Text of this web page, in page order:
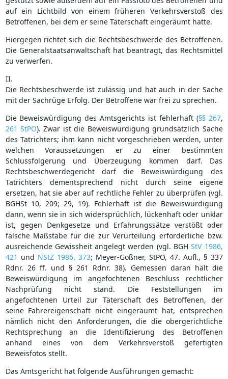
auf ein Lichtbild von einem früheren Verkehrsverstoß des
Betroffenen, bei dem er seine Täterschaft eingeräumt hatte.
Hiergegen richtet sich die Rechtsbeschwerde des Betroffenen.
Die Generalstaatsanwaltschaft hat beantragt, das Rechtsmittel
zu verwerfen.
II.
Die Rechtsbeschwerde ist zulässig und hat auch in der Sache
mit der Sachrüge Erfolg. Der Betroffene war frei zu sprechen.
Die Beweiswürdigung des Amtsgerichts ist fehlerhaft (§§ 267,
261 StPO). Zwar ist die Beweiswürdigung grundsätzlich Sache
des Tatrichters; ihm kann nicht vorgeschrieben werden, unter
welchen Voraussetzungen er zu einer bestimmten
Schlussfolgerung und Überzeugung kommen darf. Das
Rechtsbeschwerdegericht darf die Beweiswürdigung des
Tatrichters dementsprechend nicht durch seine eigene
ersetzen, hat sie aber auf rechtliche Fehler zu überprüfen (vgl.
BGHSt 10, 209; 29, 19). Fehlerhaft ist die Beweiswürdigung
dann, wenn sie in sich widersprüchlich, lückenhaft oder unklar
ist, gegen Denkgesetze und Erfahrungssätze verstößt oder
falsche Maßstäbe für die zur Verurteilung erforderliche bzw.
ausreichende Gewissheit angelegt werden (vgl. BGHStV 1986,
421 und NStZ 1986, 373; Meyer-Goßner, StPO, 47. Aufl., § 337
Rdnr. 26 ff. und § 261 Rdnr. 38). Gemessen daran hält die
Beweiswürdigung im angefochtenen Beschluss rechtlicher
Nachprüfung nicht stand. Die Feststellungen im
angefochtenen Urteil zur Täterschaft des Betroffenen, der
seine Fahrereigenschaft nicht eingeräumt hat, entsprechen
nämlich nicht den Anforderungen, die die obergerichtliche
Rechtsprechung an die Identifizierung des Betroffenen
anhand eines von dem Verkehrsverstoß gefertigten
Beweisfotos stellt.
Das Amtsgericht hat folgende Ausführungen gemacht: